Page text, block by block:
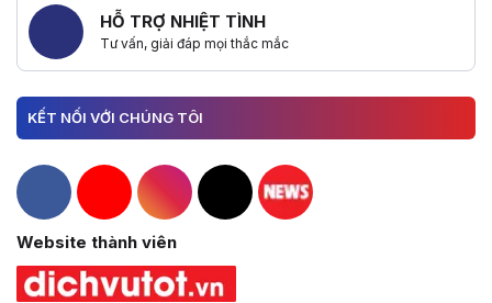
HỖ TRỢ NHIỆT TÌNH
Tư vấn, giải đáp mọi thắc mắc
KẾT NỐI VỚI CHÚNG TÔI
Hacom Facebook
Hacom YouTube
Hacom Instagram
Hacom TikTok
Website thành viên